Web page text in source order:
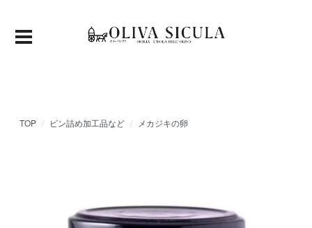
TOP ビン詰め加工品など メカジキの卵